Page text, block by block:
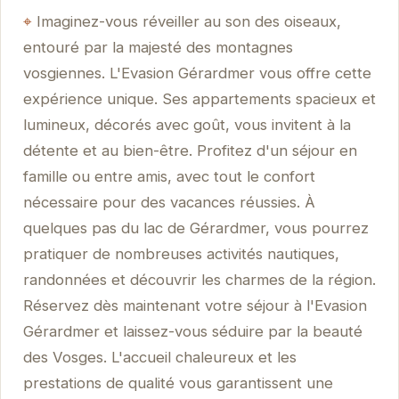
Imaginez-vous réveiller au son des oiseaux,
entouré par la majesté des montagnes
vosgiennes. L'Evasion Gérardmer vous offre cette
expérience unique. Ses appartements spacieux et
lumineux, décorés avec goût, vous invitent à la
détente et au bien-être. Profitez d'un séjour en
famille ou entre amis, avec tout le confort
nécessaire pour des vacances réussies. À
quelques pas du lac de Gérardmer, vous pourrez
pratiquer de nombreuses activités nautiques,
randonnées et découvrir les charmes de la région.
Réservez dès maintenant votre séjour à l'Evasion
Gérardmer et laissez-vous séduire par la beauté
des Vosges. L'accueil chaleureux et les
prestations de qualité vous garantissent une